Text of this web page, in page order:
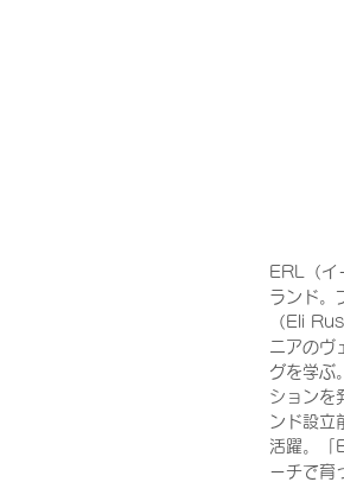
ERL（イ
ランド。
（Eli
ニアのヴ
グを学ぶ
ションを
ンド設立
活躍。「
ーチで育